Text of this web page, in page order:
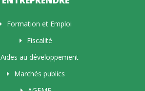
Formation et Emploi
Fiscalité
Aides au développement
Marchés publics